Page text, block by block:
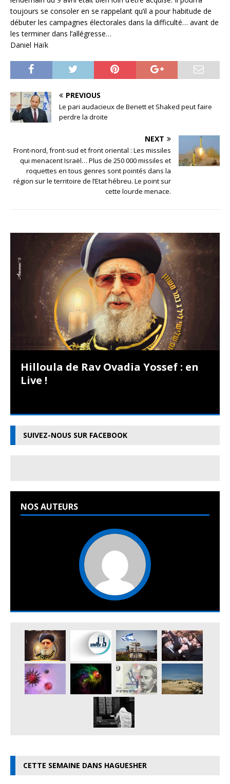
toujours se consoler en se rappelant qu’il a pour habitude de
débuter les campagnes électorales dans la difficulté… avant de
les terminer dans l’allégresse…
Daniel Haïk
PREVIOUS
Le pari audacieux de Benett et Shaked peut faire
perdre la droite
NEXT
Front-nord, front-sud et front oriental : Les missiles
qui menacent Israël… Plus de 250 000 missiles et
roquettes en tous genres sont pointés dans la
région sur le territoire de l’Etat hébreu. Le point sur
cette lourde menace.
Hilloula de Rav Ovadia Yossef : en
Live !
SUIVEZ-NOUS SUR FACEBOOK
NOS AUTEURS
CETTE SEMAINE DANS HAGUESHER